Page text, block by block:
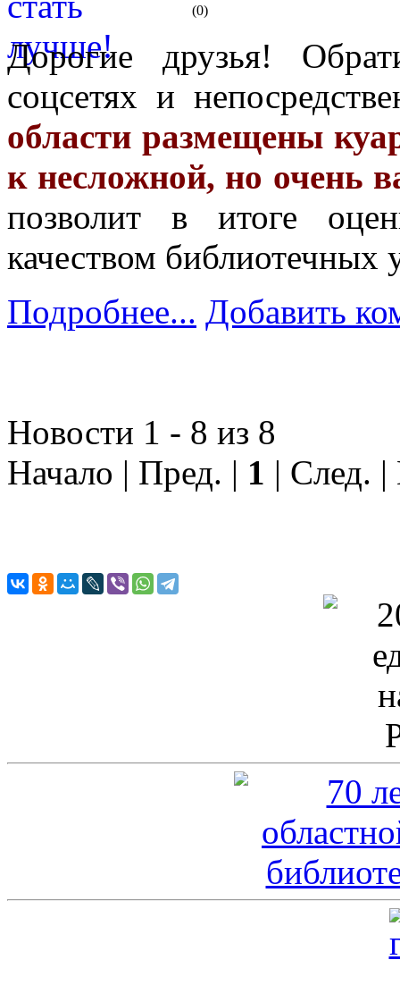
(0)
Дорогие друзья!
соцсетях и
области размещены
к несложной, но очень
позволит в итоге
качеством библиотечных
Подробнее... Добавить
Новости 1 - 8 из 8
Начало | Пред. | 1 | След.